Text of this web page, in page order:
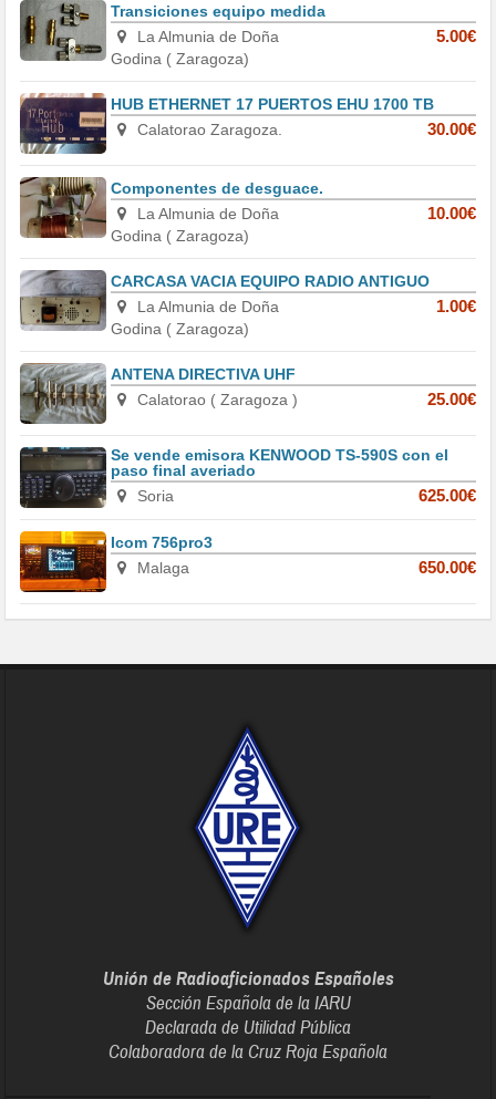
Transiciones equipo medida
La Almunia de Doña
Godina ( Zaragoza)
5.00€
HUB ETHERNET 17 PUERTOS EHU 1700 TB
Calatorao Zaragoza.
30.00€
Componentes de desguace.
La Almunia de Doña
Godina ( Zaragoza)
10.00€
CARCASA VACIA EQUIPO RADIO ANTIGUO
La Almunia de Doña
Godina ( Zaragoza)
1.00€
ANTENA DIRECTIVA UHF
Calatorao ( Zaragoza )
25.00€
Se vende emisora KENWOOD TS-590S con el
paso final averiado
Soria
625.00€
Icom 756pro3
Malaga
650.00€
Unión de Radioaficionados Españoles
Sección Española de la IARU
Declarada de Utilidad Pública
Colaboradora de la Cruz Roja Española